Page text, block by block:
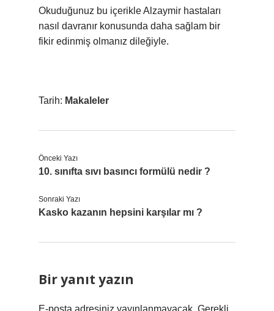
Okuduğunuz bu içerikle Alzaymir hastaları
nasıl davranır konusunda daha sağlam bir
fikir edinmiş olmanız dileğiyle.
Tarih: Makaleler
Önceki Yazı
10. sınıfta sıvı basıncı formülü nedir ?
Sonraki Yazı
Kasko kazanın hepsini karşılar mı ?
Bir yanıt yazın
E-posta adresiniz yayınlanmayacak. Gerekli